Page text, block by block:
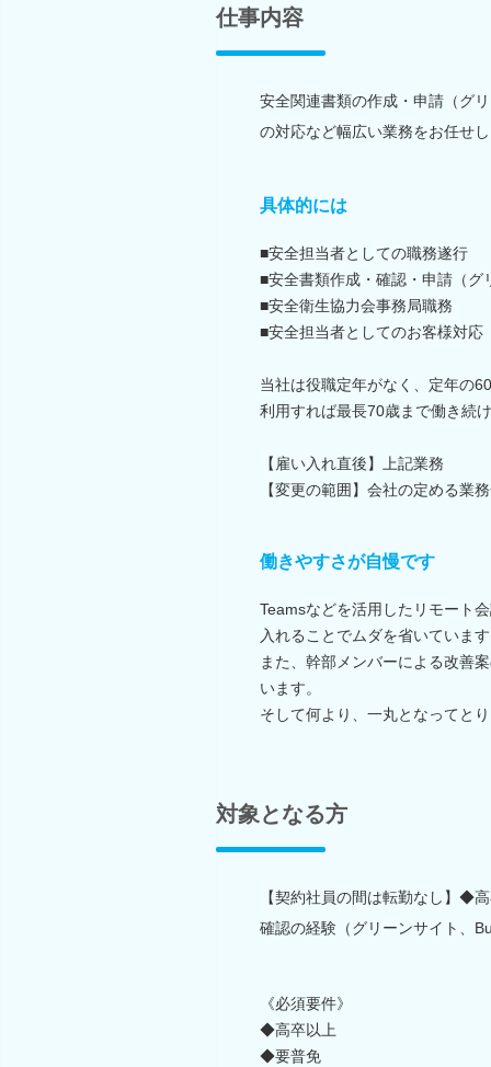
仕事内容
安全関連書類の作成・申請（グ
の対応など幅広い業務をお任せ
具体的には
■安全担当者としての職務遂行
■安全書類作成・確認・申請（グ
■安全衛生協力会事務局職務
■安全担当者としてのお客様対応
当社は役職定年がなく、定年の
利用すれば最長70歳まで働き続
【雇い入れ直後】上記業務
【変更の範囲】会社の定める業
働きやすさが自慢です
Teamsなどを活用したリモート
入れることでムダを省いていま
また、幹部メンバーによる改善
います。
そして何より、一丸となってと
対象となる方
【契約社員の間は転勤なし】◆
確認の経験（グリーンサイト、
《必須要件》
◆高卒以上
◆要普免